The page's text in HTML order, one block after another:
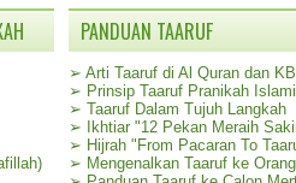
PANDUAN TAARUF
➢ Arti Taaruf di Al Quran dan
➢ Prinsip Taaruf Pranikah Islami
➢ Taaruf Dalam Tujuh Langkah
➢
Ikhtiar "12 Pekan Meraih
➢ Hijrah "From Pacaran To
➢ Mengenalkan Taaruf ke